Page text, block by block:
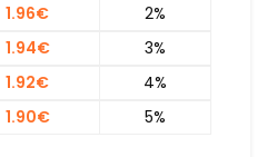
1.96€
2%
1.94€
3%
1.92€
4%
1.90€ 5%